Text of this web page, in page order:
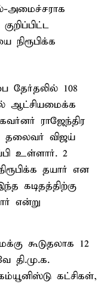
அமைச்சராக
நிரூபிக்க
தேர்தலில் 108
ஆட்சியமைக்க
ராஜேந்திர
தலைவர் விஜய்
உள்ளார். 2
தயார் என
கடிதத்திற்கு
என்று
கூடுதலாக 12
தி.மு.க.
கட்சிகள்,